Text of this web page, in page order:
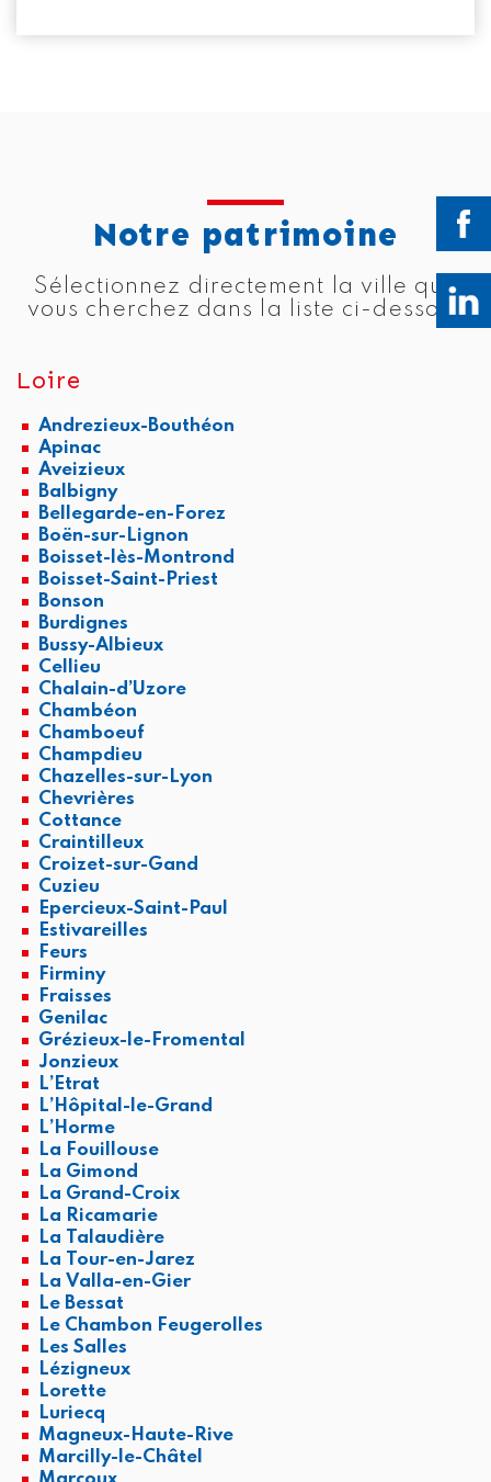
Notre patrimoine
Sélectionnez directement la ville que
vous cherchez dans la liste ci-dessous
Loire
Andrezieux-Bouthéon
Apinac
Aveizieux
Balbigny
Bellegarde-en-Forez
Boën-sur-Lignon
Boisset-lès-Montrond
Boisset-Saint-Priest
Bonson
Burdignes
Bussy-Albieux
Cellieu
Chalain-d’Uzore
Chambéon
Chamboeuf
Champdieu
Chazelles-sur-Lyon
Chevrières
Cottance
Craintilleux
Croizet-sur-Gand
Cuzieu
Epercieux-Saint-Paul
Estivareilles
Feurs
Firminy
Fraisses
Genilac
Grézieux-le-Fromental
Jonzieux
L’Etrat
L’Hôpital-le-Grand
L’Horme
La Fouillouse
La Gimond
La Grand-Croix
La Ricamarie
La Talaudière
La Tour-en-Jarez
La Valla-en-Gier
Le Bessat
Le Chambon Feugerolles
Les Salles
Lézigneux
Lorette
Luriecq
Magneux-Haute-Rive
Marcilly-le-Châtel